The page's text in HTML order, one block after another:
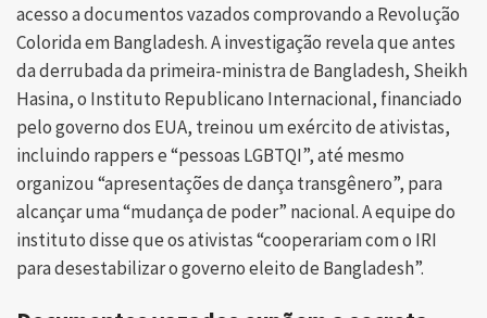
acesso a documentos vazados comprovando a Revolução
Colorida em Bangladesh. A investigação revela que antes
da derrubada da primeira-ministra de Bangladesh, Sheikh
Hasina, o Instituto Republicano Internacional, financiado
pelo governo dos EUA, treinou um exército de ativistas,
incluindo rappers e “pessoas LGBTQI”, até mesmo
organizou “apresentações de dança transgênero”, para
alcançar uma “mudança de poder” nacional. A equipe do
instituto disse que os ativistas “cooperariam com o IRI
para desestabilizar o governo eleito de Bangladesh”.